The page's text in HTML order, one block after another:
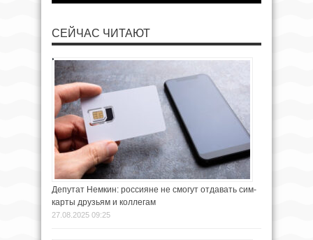
СЕЙЧАС ЧИТАЮТ
Депутат Немкин: россияне не смогут отдавать сим-
карты друзьям и коллегам
27.08.2025 09:25